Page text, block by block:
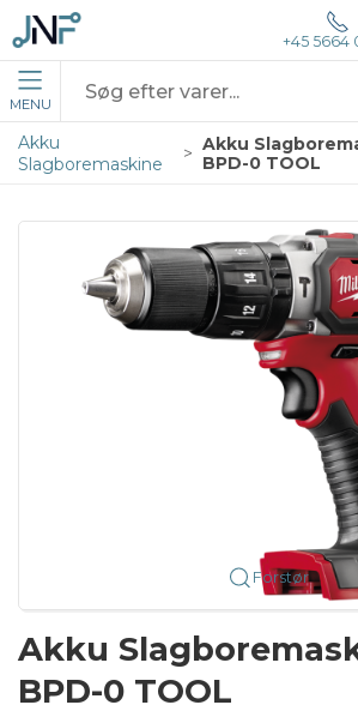
+45 5664
MENU
Akku
Slagboremaskine
Akku
BPD-0 TOOL
Forstør
Akku
BPD-0 TOOL